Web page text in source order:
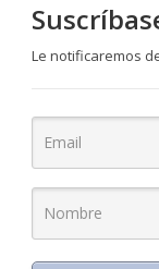
para la
se procesan
Le notificaremos